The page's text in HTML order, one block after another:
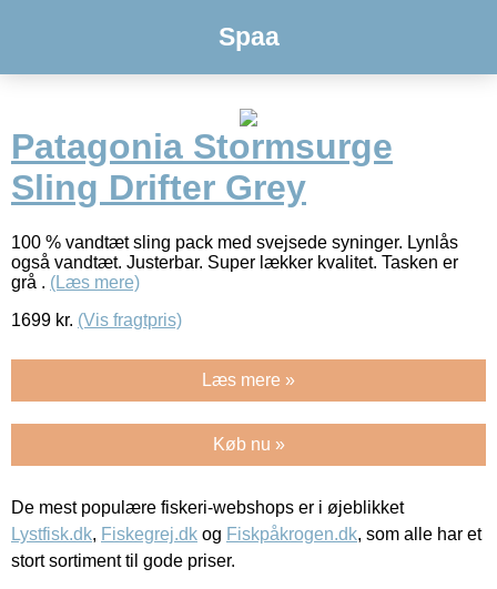
Spaa
Patagonia Stormsurge
Sling Drifter Grey
100 % vandtæt sling pack med svejsede syninger. Lynlås
også vandtæt. Justerbar. Super lækker kvalitet. Tasken er
grå . (Læs mere)
1699 kr. (Vis fragtpris)
Læs mere »
Køb nu »
De mest populære fiskeri-webshops er i øjeblikket
Lystfisk.dk, Fiskegrej.dk og Fiskpåkrogen.dk, som alle har et
stort sortiment til gode priser.